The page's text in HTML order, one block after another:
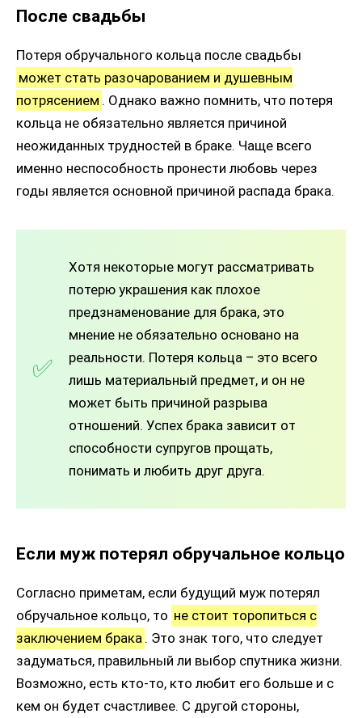
После свадьбы
Потеря обручального кольца после свадьбы
может стать разочарованием и душевным
потрясением . Однако важно помнить, что потеря
кольца не обязательно является причиной
неожиданных трудностей в браке. Чаще всего
именно неспособность пронести любовь через
годы является основной причиной распада брака.
Хотя некоторые могут рассматривать
потерю украшения как плохое
предзнаменование для брака, это
мнение не обязательно основано на
реальности. Потеря кольца – это всего
лишь материальный предмет, и он не
может быть причиной разрыва
отношений. Успех брака зависит от
способности супругов прощать,
понимать и любить друг друга.
Если муж потерял обручальное кольцо
Согласно приметам, если будущий муж потерял
обручальное кольцо, то не стоит торопиться с
заключением брака . Это знак того, что следует
задуматься, правильный ли выбор спутника жизни.
Возможно, есть кто-то, кто любит его больше и с
кем он будет счастливее. С другой стороны,